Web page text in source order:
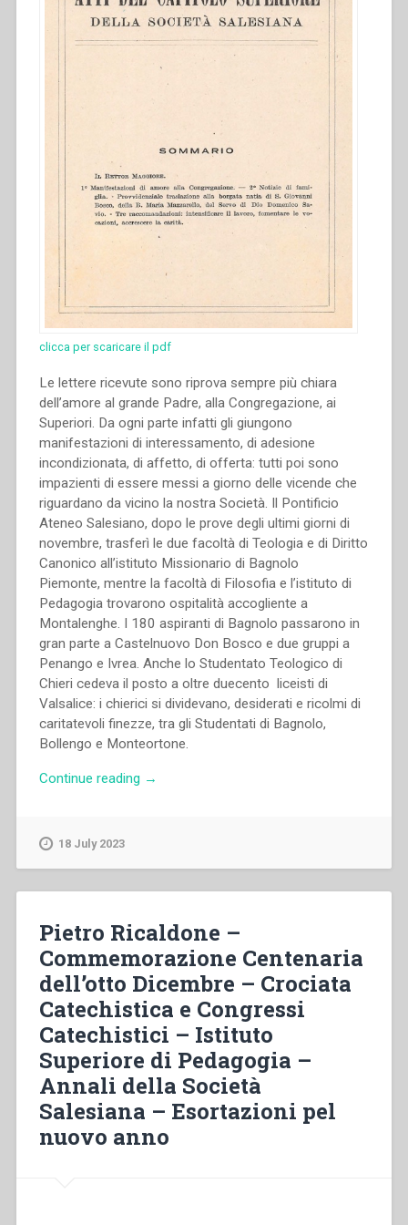
ricostruttivo
Norme
per
gli
scrittori
Suggerimenti
smascherare
certi
errori
moderni”
clicca per scaricare il pdf
Le lettere ricevute sono riprova sempre più chiara
dell’amore al grande Padre, alla Congregazione, ai
Superiori. Da ogni parte infatti gli giungono
manifestazioni di interessamento, di adesione
incondizionata, di affetto, di offerta: tutti poi sono
impazienti di essere messi a giorno delle vicende che
riguardano da vicino la nostra Società. Il Pontificio
Ateneo Salesiano, dopo le prove degli ultimi giorni di
novembre, trasferì le due facoltà di Teologia e di Diritto
Canonico all’istituto Missionario di Bagnolo
Piemonte, mentre la facoltà di Filosofia e l’istituto di
Pedagogia trovarono ospitalità accogliente a
Montalenghe. I 180 aspiranti di Bagnolo passarono in
gran parte a Castelnuovo Don Bosco e due gruppi a
Penango e Ivrea. Anche lo Studentato Teologico di
Chieri cedeva il posto a oltre duecento liceisti di
Valsalice: i chierici si dividevano, desiderati e ricolmi di
caritatevoli finezze, tra gli Studentati di Bagnolo,
Bollengo e Monteortone.
Continue reading “Pietro
–
Notizie
di
famiglia
–
Provvidenziale
traslazione
alla
borgata
natia
di
→
18 July 2023
Pietro Ricaldone –
Commemorazione Centenaria
dell’otto Dicembre – Crociata
Catechistica e Congressi
Catechistici – Istituto
Superiore di Pedagogia –
Annali della Società
Salesiana – Esortazioni pel
nuovo anno